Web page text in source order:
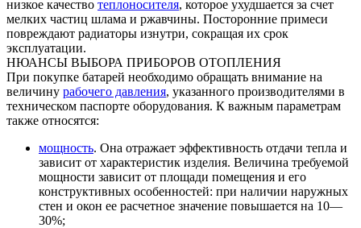
низкое качество теплоносителя, которое ухудшается за счет
мелких частиц шлама и ржавчины. Посторонние примеси
повреждают радиаторы изнутри, сокращая их срок
эксплуатации.
НЮАНСЫ ВЫБОРА ПРИБОРОВ ОТОПЛЕНИЯ
При покупке батарей необходимо обращать внимание на
величину рабочего давления, указанного производителями в
техническом паспорте оборудования. К важным параметрам
также относятся:
мощность. Она отражает эффективность отдачи тепла и
зависит от характеристик изделия. Величина требуемой
мощности зависит от площади помещения и его
конструктивных особенностей: при наличии наружных
стен и окон ее расчетное значение повышается на 10—
30%;